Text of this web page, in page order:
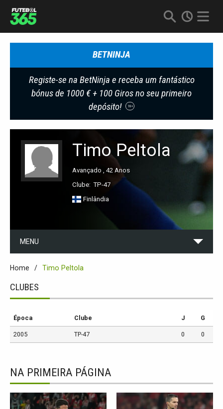
BETNINJA
Registe-se na BetNinja e receba um fantástico
bónus de 1000 € + 100 Giros no seu primeiro
depósito!
18+
Timo Peltola
Avançado , 42 Anos
Clube: TP-47
Finlândia
MENU
Home Timo Peltola
CLUBES
Época Clube J G
2005 TP-47 0 0
NA PRIMEIRA PÁGINA